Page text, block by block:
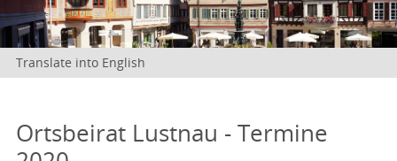
Translate into English
Ortsbeirat Lustnau - Termine